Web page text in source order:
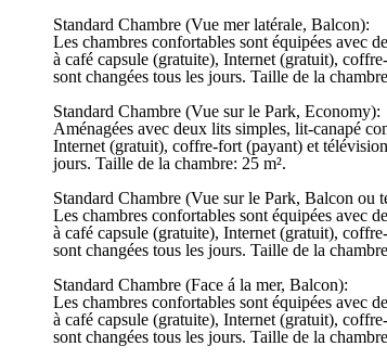
Standard Chambre (Vue mer latérale, Balcon):
Les chambres confortables sont équipées avec
à café capsule (gratuite), Internet (gratuit),
sont changées tous les jours. Taille de la
Standard Chambre (Vue sur le Park, Economy):
Aménagées avec deux lits simples, lit-canapé
Internet (gratuit), coffre-fort (payant) et
jours. Taille de la chambre: 25 m².
Standard Chambre (Vue sur le Park, Balcon ou
Les chambres confortables sont équipées avec
à café capsule (gratuite), Internet (gratuit),
sont changées tous les jours. Taille de la
Standard Chambre (Face á la mer, Balcon):
Les chambres confortables sont équipées avec
à café capsule (gratuite), Internet (gratuit),
sont changées tous les jours. Taille de la